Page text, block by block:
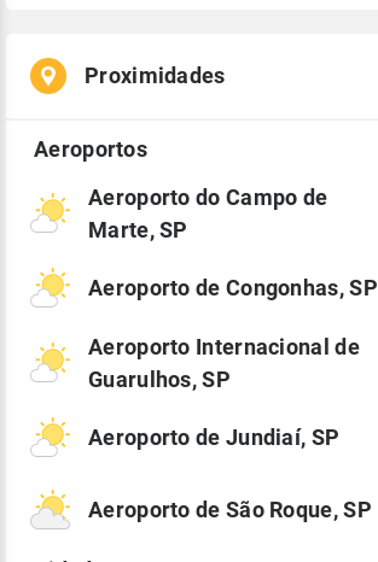
Proximidades
Aeroporto do Campo de
Marte, SP
Aeroporto de Congonhas, SP
Aeroporto Internacional de
Guarulhos, SP
Aeroporto de Jundiaí, SP
Aeroporto de São Roque, SP